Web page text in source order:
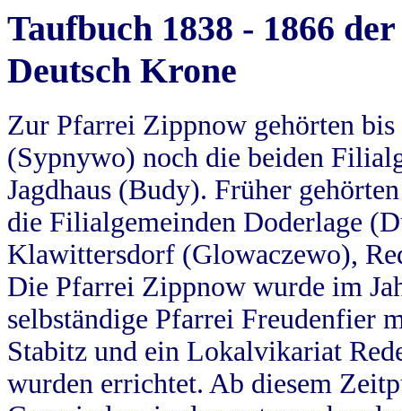
Taufbuch 1838 - 1866
Deutsch Krone
Zur Pfarrei Zippnow gehörten
(Sypnywo) noch die beiden
Jagdhaus (Budy). Früher
die Filialgemeinden Doderlage
Klawittersdorf (Glowaczewo),
Die Pfarrei Zippnow wurde im
selbständige Pfarrei Freudenfier
Stabitz und ein Lokalvikariat
wurden errichtet. Ab diesem